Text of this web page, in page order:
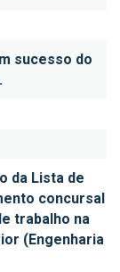
sucesso do
da Lista de
concursal
trabalho na
(Engenharia